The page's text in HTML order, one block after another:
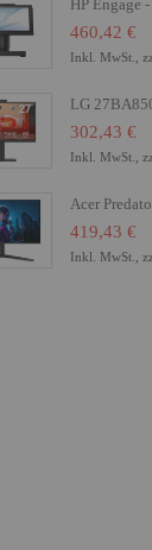
460,42 €
Inkl. MwSt.,
302,43 €
Inkl. MwSt.,
419,43 €
Inkl. MwSt.,